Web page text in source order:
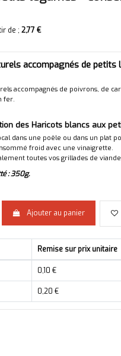
de ; 2,77 €
accompagnés de petits
accompagnés de poivrons, de
fer.
des Haricots blancs aux
dans une poêle ou dans un plat
froid avec une vinaigrette.
toutes vos grillades de
: 350g.
Ajouter au panier
Remise sur prix unitaire
0,10 €
0,20 €